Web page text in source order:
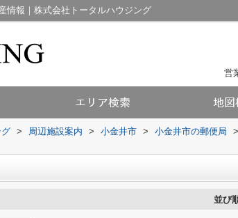
情報｜株式会社トータルハウジング
営
> 周辺施設案内 > 小金井市 > 小金井市の郵便局 >
並び